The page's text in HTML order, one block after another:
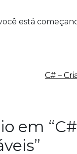
está
C# –
em
”